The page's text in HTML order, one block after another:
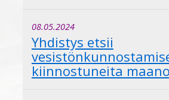
08.05.2024
Yhdistys etsii
kiinnostuneita